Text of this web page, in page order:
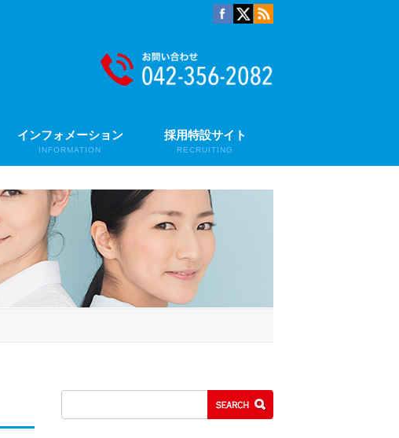
インフォメーション
INFORMATION
採用特設サイト
RECRUITING